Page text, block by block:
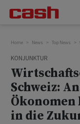
Home News Top News
KONJUNKTUR
Schweiz:
in die